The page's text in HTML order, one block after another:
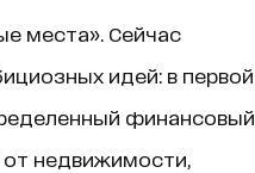
места». Сейчас
идей: в первой
финансовый
недвижимости,